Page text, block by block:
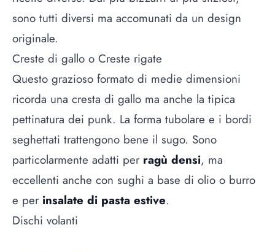
sono tutti diversi ma accomunati da un design
originale.
Creste di gallo o Creste rigate
Questo grazioso formato di medie dimensioni
ricorda una cresta di gallo ma anche la tipica
pettinatura dei punk. La forma tubolare e i bordi
seghettati trattengono bene il sugo. Sono
particolarmente adatti per ragù densi, ma
eccellenti anche con sughi a base di olio o burro
e per insalate di pasta estive.
Dischi volanti